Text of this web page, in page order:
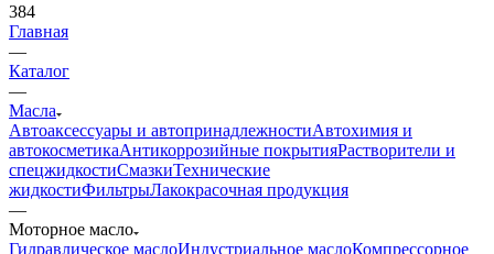
384
Главная
—
Каталог
—
Масла
Автоаксессуары и автопринадлежностиАвтохимия и
автокосметикаАнтикоррозийные покрытияРастворители и
спецжидкостиСмазкиТехнические
жидкостиФильтрыЛакокрасочная продукция
—
Моторное масло
Гидравлическое маслоИндустриальное маслоКомпрессорное